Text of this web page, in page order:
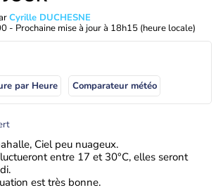
Cyrille DUCHESNE
- Prochaine mise à jour à 18h15 (heure locale)
par Heure Comparateur météo
Ciel peu nuageux.
entre 17 et 30°C, elles seront
est très bonne.